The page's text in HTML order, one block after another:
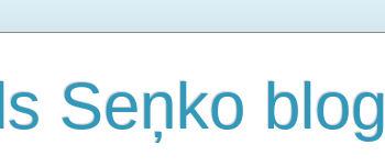
Seņko blog